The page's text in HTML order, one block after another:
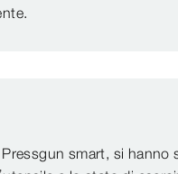
smart, si hanno